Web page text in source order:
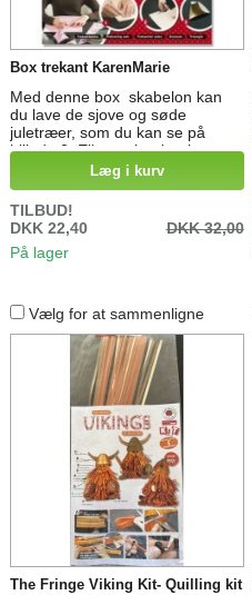
Box trekant KarenMarie
Med denne box skabelon kan
du lave de sjove og søde
juletræer, som du kan se på
billede 2. Eller æsker i trekanter
spids pillow box form og meget
mere
Læg i kurv
TILBUD!
DKK 22,40
DKK 32,00
På lager
Vælg for at sammenligne
The Fringe Viking Kit- Quilling kit